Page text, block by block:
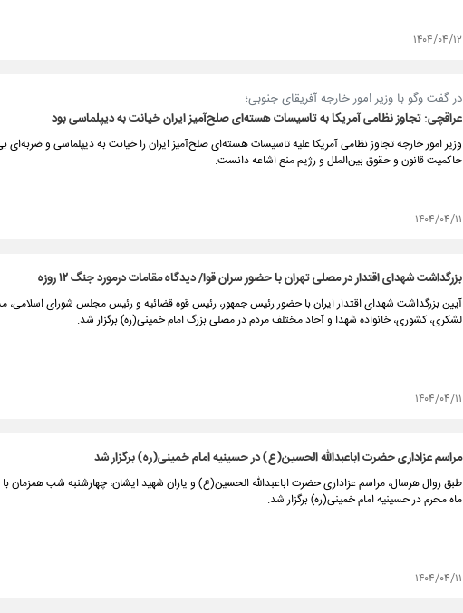
۱۴۰۴/۰۴/۱۲
در گفت وگو با وزیر امور خارجه آفریقای جنوبی؛
عراقچی: تجاوز نظامی آمریکا به تاسیسات هسته‌ای صلح‌آمیز ایران خیانت به دیپلماسی بود
وزیر امور خارجه تجاوز نظامی آمریکا علیه تاسیسات هسته‌ای صلح‌آمیز ایران را خیانت به دیپلماسی و ضربه‌ای
حاکمیت قانون و حقوق بین‌الملل و رژیم منع اشاعه دانست.
۱۴۰۴/۰۴/۱۱
بزرگداشت شهدای اقتدار در مصلی تهران با حضور سران قوا/ دیدگاه مقامات درمورد جنگ ۱۲ روزه
آیین بزرگداشت شهدای اقتدار ایران با حضور رئیس جمهور، رئیس قوه قضائیه و رئیس مجلس شورای اسلامی،
لشکری، کشوری، خانواده شهدا و آحاد مختلف مردم در مصلی بزرگ امام خمینی(ره‌) برگزار شد.
۱۴۰۴/۰۴/۱۱
مراسم عزاداری حضرت اباعبدالله الحسین(ع) در حسینیه امام خمینی(ره) برگزار شد
طبق روال هرسال، مراسم عزاداری حضرت اباعبدالله الحسین(ع) و یاران شهید ایشان، چهارشنبه شب همزمان
ماه محرم در حسینیه امام خمینی(ره) برگزار شد.
۱۴۰۴/۰۴/۱۱